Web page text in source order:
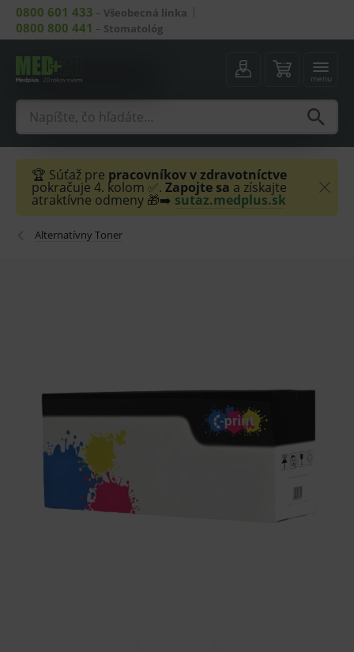
0800 601 433 – Všeobecná linka
0800 800 441 – Stomatológ
menu
🏆 Súťaž pre pracovníkov v zdravotníctve
pokračuje 4. kolom ✅. Zapojte sa a získajte
atraktívne odmeny 🎁➡️ sutaz.medplus.sk
Alternatívny Toner